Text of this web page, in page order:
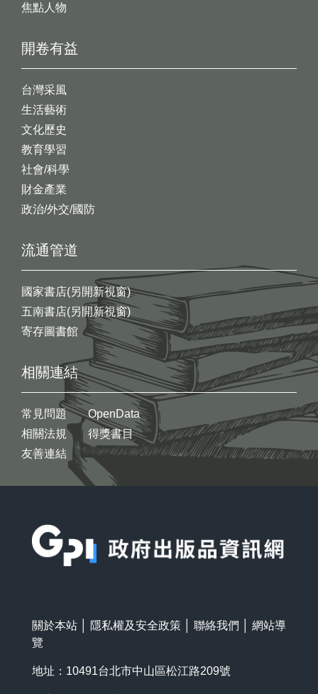
開卷有益
台灣采風
生活藝術
文化歷史
教育學習
社會/科學
財金產業
政治/外交/國防
焦點人物
流通管道
國家書店(另開新視窗)
五南書店(另開新視窗)
寄存圖書館
相關連結
常見問題
相關法規
友善連結
OpenData
得獎書目
關於本站 隱私權及安全政策 聯絡我們
網站導
覽
地址：10491台北市中山區松江路209號